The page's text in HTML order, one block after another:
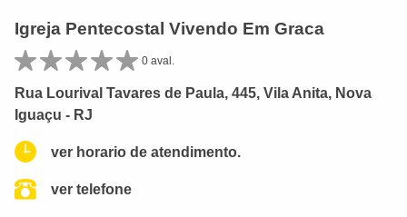
Igreja Pentecostal Vivendo Em Graca
0 aval.
Rua Lourival Tavares de Paula, 445, Vila Anita, Nova
Iguaçu - RJ
ver horario de atendimento.
ver telefone